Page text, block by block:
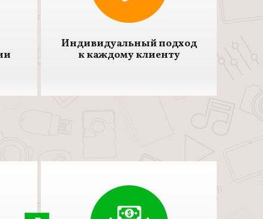
Индивидуальный подход
к каждому клиенту